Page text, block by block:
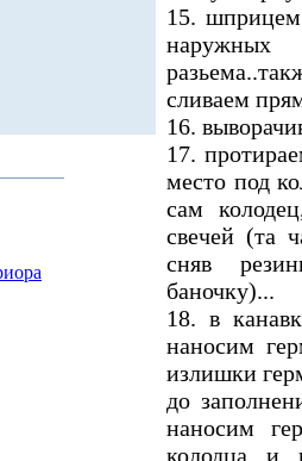
15. шприцем
сливаем
16.
17.
место под
сам
свечей (та
сняв
баночку)...
18. в
наносим
излишки
до
наносим
колодца и